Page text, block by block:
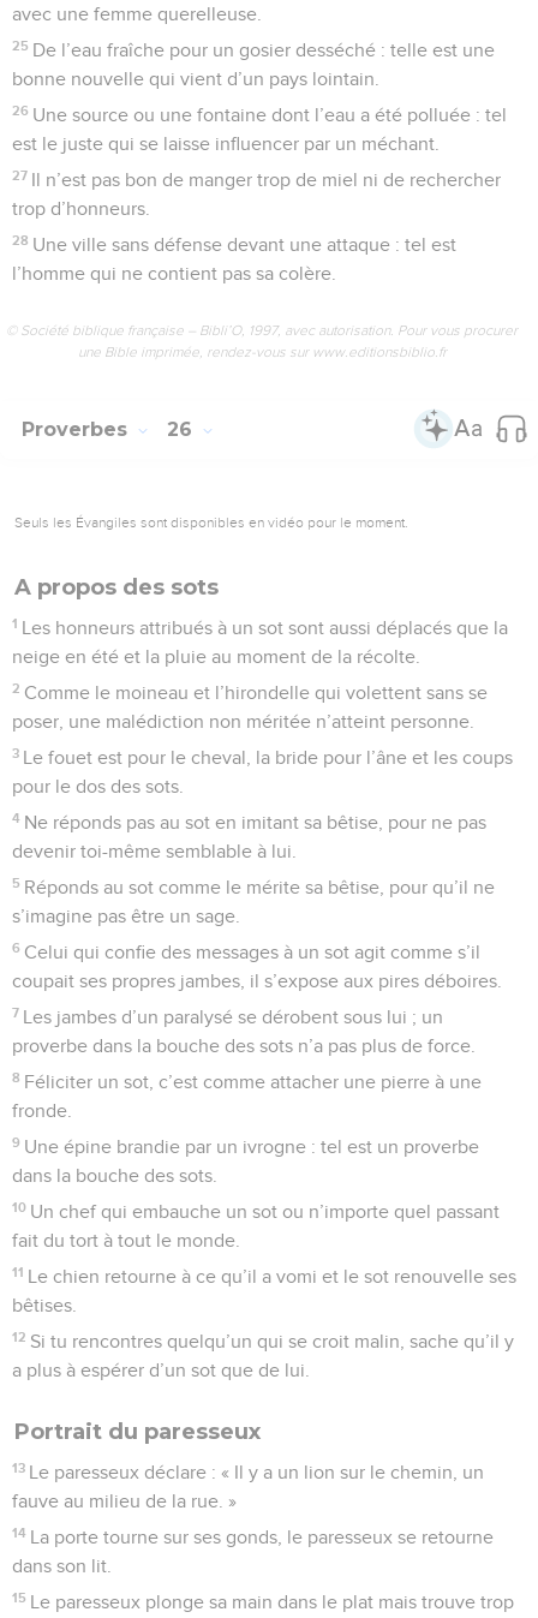
avec une femme querelleuse.
25 De l’eau fraîche pour un gosier desséché : telle est une
bonne nouvelle qui vient d’un pays lointain.
26 Une source ou une fontaine dont l’eau a été polluée : tel
est le juste qui se laisse influencer par un méchant.
27 Il n’est pas bon de manger trop de miel ni de rechercher
trop d’honneurs.
28 Une ville sans défense devant une attaque : tel est
l’homme qui ne contient pas sa colère.
© Société biblique française – Bibli’O, 1997, avec autorisation. Pour vous procurer
une Bible imprimée, rendez-vous sur www.editionsbiblio.fr
Proverbes 26
Seuls les Évangiles sont disponibles en vidéo pour le moment.
A propos des sots
1 Les honneurs attribués à un sot sont aussi déplacés que la
neige en été et la pluie au moment de la récolte.
2 Comme le moineau et l’hirondelle qui volettent sans se
poser, une malédiction non méritée n’atteint personne.
3 Le fouet est pour le cheval, la bride pour l’âne et les coups
pour le dos des sots.
4 Ne réponds pas au sot en imitant sa bêtise, pour ne pas
devenir toi-même semblable à lui.
5 Réponds au sot comme le mérite sa bêtise, pour qu’il ne
s’imagine pas être un sage.
6 Celui qui confie des messages à un sot agit comme s’il
coupait ses propres jambes, il s’expose aux pires déboires.
7 Les jambes d’un paralysé se dérobent sous lui ; un
proverbe dans la bouche des sots n’a pas plus de force.
8 Féliciter un sot, c’est comme attacher une pierre à une
fronde.
9 Une épine brandie par un ivrogne : tel est un proverbe
dans la bouche des sots.
10 Un chef qui embauche un sot ou n’importe quel passant
fait du tort à tout le monde.
11 Le chien retourne à ce qu’il a vomi et le sot renouvelle ses
bêtises.
12 Si tu rencontres quelqu’un qui se croit malin, sache qu’il y
a plus à espérer d’un sot que de lui.
Portrait du paresseux
13 Le paresseux déclare : « Il y a un lion sur le chemin, un
fauve au milieu de la rue. »
14 La porte tourne sur ses gonds, le paresseux se retourne
dans son lit.
15 Le paresseux plonge sa main dans le plat mais trouve trop